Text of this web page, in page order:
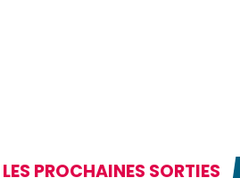
LES PROCHAINES SORTIES